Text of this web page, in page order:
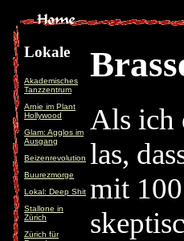
Lokale
Akademisches
Tanzzentrum
Arnie im Plant
Hollywood
Glam: Agglos im
Ausgang
Beizenrevolution
Buurezmorge
Lokal: Deep Shit
Stallone in
Zürich
Zürich für
Als ich
las,
mit